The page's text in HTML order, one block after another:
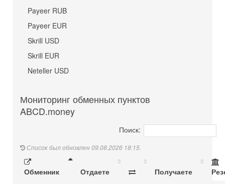
Payeer RUB
Payeer EUR
Skrill USD
Skrill EUR
Neteller USD
Мониторинг обменных пунктов
ABCD.money
Поиск:
Список был обновлен 09.08.2026 18:15.
Обменник Отдаете Получаете